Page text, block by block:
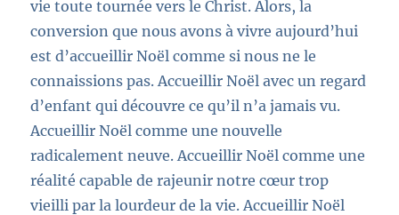
vie toute tournée vers le Christ. Alors, la
conversion que nous avons à vivre aujourd’hui
est d’accueillir Noël comme si nous ne le
connaissions pas. Accueillir Noël avec un regard
d’enfant qui découvre ce qu’il n’a jamais vu.
Accueillir Noël comme une nouvelle
radicalement neuve. Accueillir Noël comme une
réalité capable de rajeunir notre cœur trop
vieilli par la lourdeur de la vie. Accueillir Noël